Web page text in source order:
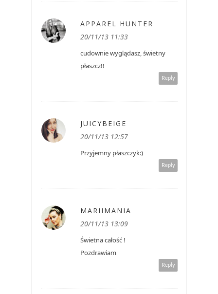
APPAREL HUNTER
20/11/13 11:33
cudownie wyglądasz, świetny
płaszcz!!
Reply
JUICYBEIGE
20/11/13 12:57
Przyjemny płaszczyk:)
Reply
MARIIMANIA
20/11/13 13:09
Świetna całość !
Pozdrawiam
Reply